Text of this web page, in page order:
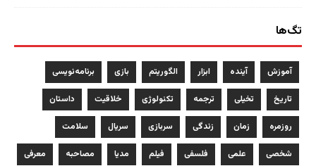
تگ‌ها
آموزش آینده ابزار الگوریتم بازی برنامه‌نویسی
تاریخ تخیلی ترجمه تکنولوژی خلاقیت داستان
روزمره زمان زندگی سربازی سریال سلامت
شخصی علمی فلسفی فیلم مدیا مصاحبه معرفی